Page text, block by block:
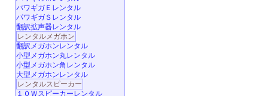
パワギガＥレンタル
パワギガＳレンタル
翻訳拡声器レンタル
レンタルメガホン
翻訳メガホンレンタル
小型メガホン丸レンタル
小型メガホン角レンタル
大型メガホンレンタル
レンタルスピーカー
１０Ｗスピーカーレンタル